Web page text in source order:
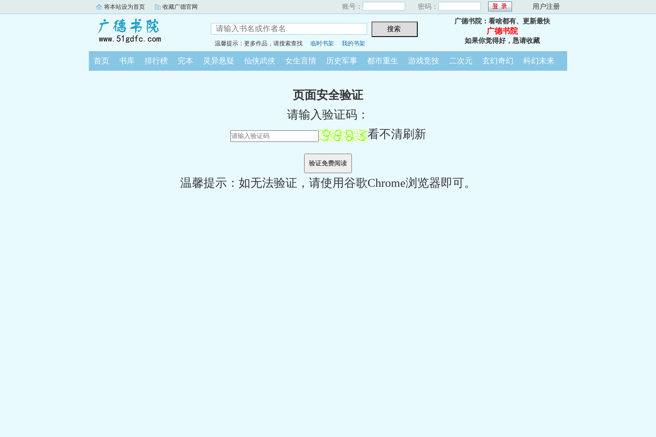
将本站设为首页 收藏广德官网 账号： 密码： 用户注册
温馨提示：更多作品，请搜索查找 临时书架 我的书架
广德书院：看啥都有、更新最快
广德书院
如果你觉得好，恳请收藏
首页 书库 排行榜 完本 灵异悬疑 仙侠武侠 女生言情 历史军事 都市重生 游戏竞技 二次元 玄幻奇幻 科幻未来
页面安全验证
请输入验证码：
看不清刷新
温馨提示：如无法验证，请使用谷歌Chrome浏览器即可。